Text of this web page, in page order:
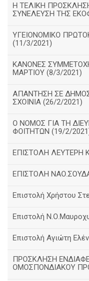
Η ΤΕΛΙΚΗ
ΣΥΝΕΛΕΥΣΗ ΤΗΣ
ΥΓΕΙΟΝΟΜΙΚΟ
(11/3/2021)
ΚΑΝΟΝΕΣ
ΜΑΡΤΙΟΥ (8/3/2021)
ΑΠΑΝΤΗΣΗ ΣΕ
ΣΧΟΙΝΙΑ (26/2/2021)
Ο ΝΟΜΟΣ ΓΙΑ ΤΗ
ΦΟΙΤΗΤΩΝ (19/2/
ΕΠΙΣΤΟΛΗ ΛΕΥΤΕΡΗ
ΕΠΙΣΤΟΛΗ
Επιστολή Χρήστου
Επιστολή
Επιστολή Αγιώτη
ΠΡΟΣΚΛΗΣΗ
ΟΜΟΣΠΟΝΔΙΑΚΟΥ